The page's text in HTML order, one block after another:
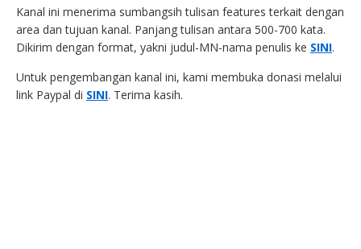
Kanal ini menerima sumbangsih tulisan features terkait dengan
area dan tujuan kanal. Panjang tulisan antara 500-700 kata.
Dikirim dengan format, yakni judul-MN-nama penulis ke SINI.
Untuk pengembangan kanal ini, kami membuka donasi melalui
link Paypal di SINI. Terima kasih.